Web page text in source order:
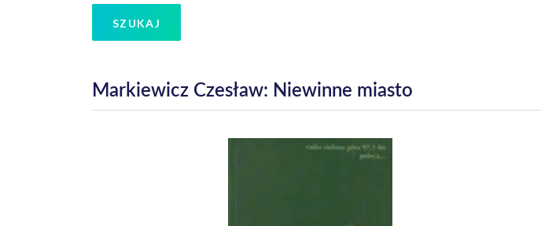
SZUKAJ
Markiewicz Czesław: Niewinne miasto